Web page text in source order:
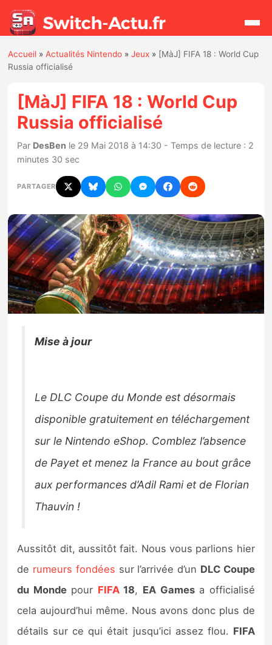
Actualités
Jeux
Hardware
Chiffres de ventes
Rumeurs
Nintendo Direct
Tests d’accessoires
Autres tests
Précommandes
Sorties de jeux
Bons plans
Guides
Accueil »Actualités Nintendo »Jeux » [MàJ] FIFA 18 : World Cup
Russia officialisé
[MàJ] FIFA 18 : World Cup
Russia officialisé
Par DesBen le 29 Mai 2018 à 14:30 - Temps de lecture : 2
minutes 30 sec
PARTAGER
Mise à jour
Le DLC Coupe du Monde est désormais
disponible gratuitement en téléchargement
sur le Nintendo eShop. Comblez l’absence
de Payet et menez la France au bout grâce
aux performances d’Adil Rami et de Florian
Thauvin !
Aussitôt dit, aussitôt fait. Nous vous parlions hier
de rumeurs fondées sur l’arrivée d’un DLC Coupe
du Mondepour FIFA18, EA Gamesa officialisé
cela aujourd’hui même. Nous avons donc plus de
détails sur ce qui était jusqu’ici assez flou. FIFA